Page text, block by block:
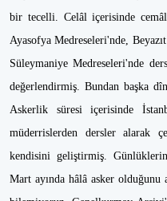
bir tecelli. Celâl içerisinde
Ayasofya Medreseleri'nde,
Süleymaniye Medreseleri'nde
değerlendirmiş. Bundan başka
Askerlik süresi içerisinde
müderrislerden dersler alarak
kendisini geliştirmiş.
Mart ayında hâlâ asker